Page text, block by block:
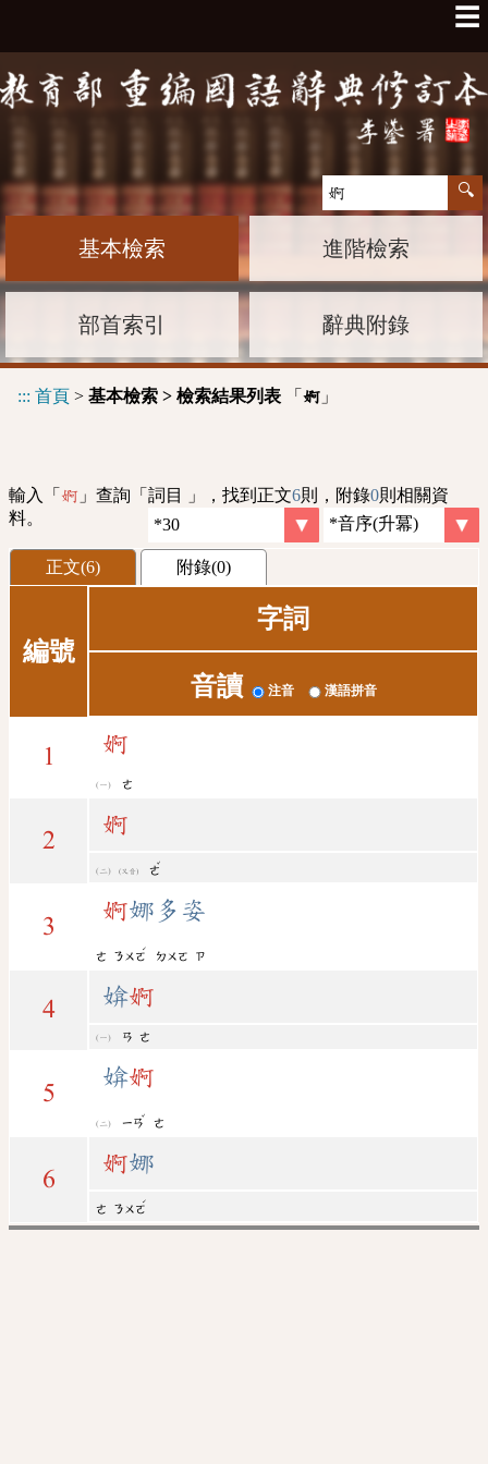
☰
基本檢索 進階檢索
部首索引 辭典附錄
::: 首頁 > 基本檢索 > 檢索結果列表 「 婀 」
輸入「 婀 」查詢「詞目 」，找到正文6則，附錄0則相關資
料。
正文(6) 附錄(0)
編號
字詞
音讀 注音 漢語拼音
1 婀
ㄜ
2
婀
(又音) ㄜ
ˇ
3
婀娜多姿
ㄜ ㄋㄨㄛ
ˊ
ㄉㄨㄛ ㄗ
4 媕婀
ㄢ ㄜ
5
媕婀
ㄧㄢ
ˇ
ㄜ
6
婀娜
ㄜ ㄋㄨㄛ
ˊ